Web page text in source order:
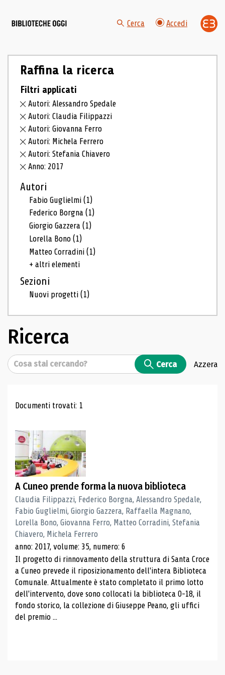
Cerca Accedi
Raffina la ricerca
Filtri applicati
Autori: Alessandro Spedale
Autori: Claudia Filippazzi
Autori: Giovanna Ferro
Autori: Michela Ferrero
Autori: Stefania Chiavero
Anno: 2017
Autori
Fabio Guglielmi(1)
Federico Borgna(1)
Giorgio Gazzera(1)
Lorella Bono(1)
Matteo Corradini(1)
+ altri elementi
Sezioni
Nuovi progetti(1)
Ricerca
Cerca Cerca Azzera
Risultati di ricerca
Documenti trovati: 1
A Cuneo prende forma la nuova biblioteca
Claudia Filippazzi, Federico Borgna, Alessandro Spedale,
Fabio Guglielmi, Giorgio Gazzera, Raffaella Magnano,
Lorella Bono, Giovanna Ferro, Matteo Corradini, Stefania
Chiavero, Michela Ferrero
anno: 2017, volume: 35, numero: 6
Il progetto di rinnovamento della struttura di Santa Croce
a Cuneo prevede il riposizionamento dell'intera Biblioteca
Comunale. Attualmente è stato completato il primo lotto
dell'intervento, dove sono collocati la biblioteca 0-18, il
fondo storico, la collezione di Giuseppe Peano, gli uffici
del premio ...